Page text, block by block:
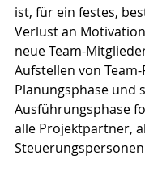
ist, für ein festes,
Verlust an
neue Team-
Aufstellen von
Planungsphase und
Ausführungsphase
alle Projektpartner,